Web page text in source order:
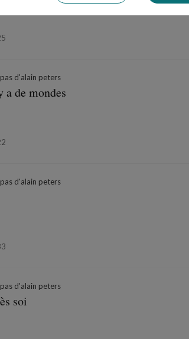
d'alain peters
de mondes
d'alain peters
d'alain peters
soi